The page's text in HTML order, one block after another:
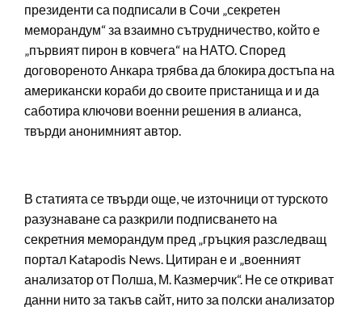
президенти са подписали в Сочи „секретен
меморандум“ за взаимно сътрудничество, който е
„първият пирон в ковчега“ на НАТО. Според
договореното Анкара трябва да блокира достъпа на
американски кораби до своите пристанища и и да
саботира ключови военни решения в алианса,
твърди анонимният автор.
В статията се твърди още, че източници от турското
разузнаване са разкрили подписването на
секретния меморандум пред „гръцкия разследващ
портал Katapodis News. Цитиран е и „военният
анализатор от Полша, М. Казмерчик“. Не се откриват
данни нито за такъв сайт, нито за полски анализатор